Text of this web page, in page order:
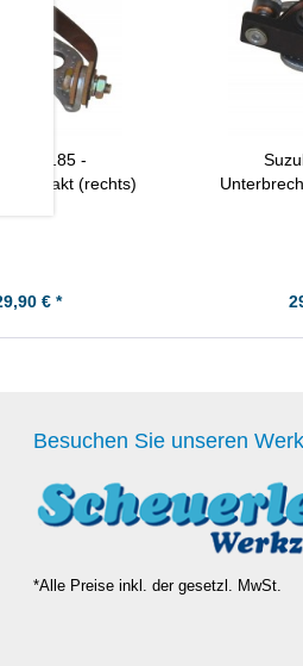
GT185 -
(rechts)
€ *
Besuchen Sie unseren
*Alle Preise inkl. der gesetzl. MwSt.